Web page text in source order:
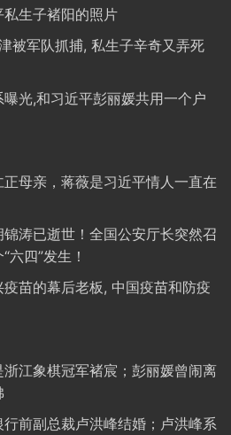
生子褚阳的照片
被军队抓捕, 私生子辛奇又弄死
光,和习近平彭丽媛共用一个户
母亲，蒋薇是习近平情人一直在
涛已逝世！全国公安厅长突然召
六四”发生！
苗的幕后老板, 中国疫苗和防疫
江象棋冠军褚宸；彭丽媛曾闹离
前副总裁卢洪峰结婚；卢洪峰系